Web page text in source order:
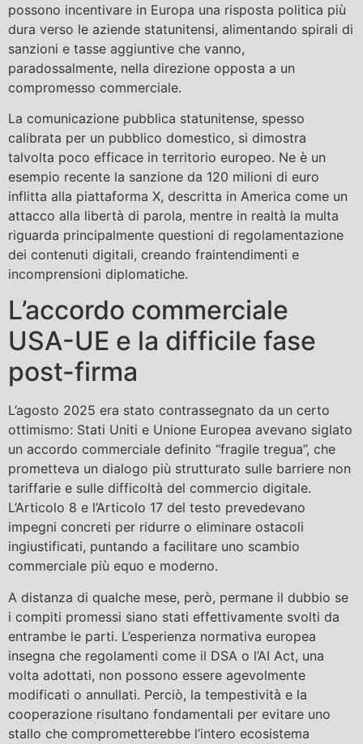
possono incentivare in Europa una risposta politica più
dura verso le aziende statunitensi, alimentando spirali di
sanzioni e tasse aggiuntive che vanno,
paradossalmente, nella direzione opposta a un
compromesso commerciale.
La comunicazione pubblica statunitense, spesso
calibrata per un pubblico domestico, si dimostra
talvolta poco efficace in territorio europeo. Ne è un
esempio recente la sanzione da 120 milioni di euro
inflitta alla piattaforma X, descritta in America come un
attacco alla libertà di parola, mentre in realtà la multa
riguarda principalmente questioni di regolamentazione
dei contenuti digitali, creando fraintendimenti e
incomprensioni diplomatiche.
L’accordo commerciale
USA-UE e la difficile fase
post-firma
L’agosto 2025 era stato contrassegnato da un certo
ottimismo: Stati Uniti e Unione Europea avevano siglato
un accordo commerciale definito “fragile tregua”, che
prometteva un dialogo più strutturato sulle barriere non
tariffarie e sulle difficoltà del commercio digitale.
L’Articolo 8 e l’Articolo 17 del testo prevedevano
impegni concreti per ridurre o eliminare ostacoli
ingiustificati, puntando a facilitare uno scambio
commerciale più equo e moderno.
A distanza di qualche mese, però, permane il dubbio se
i compiti promessi siano stati effettivamente svolti da
entrambe le parti. L’esperienza normativa europea
insegna che regolamenti come il DSA o l’AI Act, una
volta adottati, non possono essere agevolmente
modificati o annullati. Perciò, la tempestività e la
cooperazione risultano fondamentali per evitare uno
stallo che comprometterebbe l’intero ecosistema